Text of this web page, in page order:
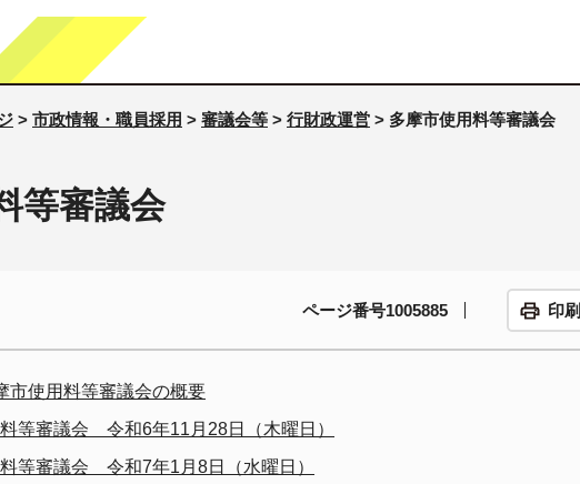
> 市政情報・職員採用 > 審議会等 > 行財政運営 > 多摩市使用料等審議会
等審議会
ページ番号1005885 印刷
市使用料等審議会の概要
等審議会 令和6年11月28日（木曜日）
等審議会 令和7年1月8日（水曜日）